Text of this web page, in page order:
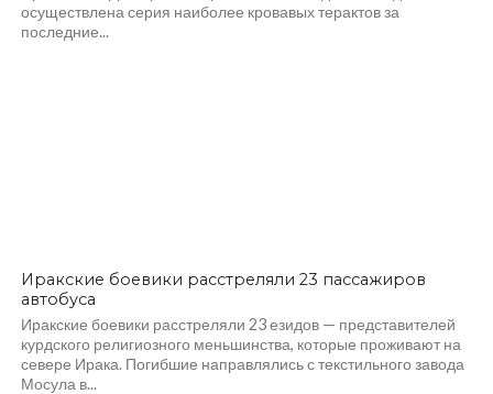
осуществлена серия наиболее кровавых терактов за
последние...
Иракские боевики расстреляли 23 пассажиров
автобуса
Иракские боевики расстреляли 23 езидов — представителей
курдского религиозного меньшинства, которые проживают на
севере Ирака. Погибшие направлялись с текстильного завода
Мосула в...